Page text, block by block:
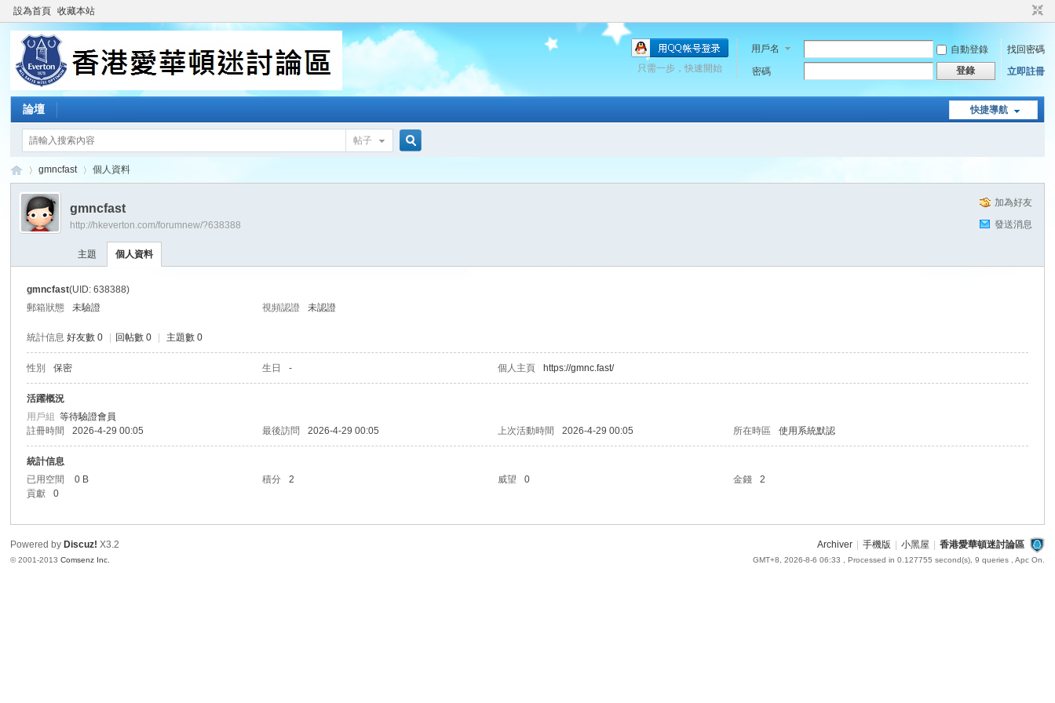
設為首頁 收藏本站
用戶名 自動登錄
找回密碼
密碼
登錄 立即註冊
只需一步，快速開始
快捷導航
論壇
帖子
愛
›
gmncfast 個人資料
加為好友
發送消息
gmncfast
http://hkeverton.com/forumnew/?638388
主題 個人資料
gmncfast(UID: 638388)
郵箱狀態
未驗證 視頻認證 未認證
統計信息 好友數 0 回帖數 0 主題數 0
性別 保密 生日 - 個人主頁 https://gmnc.fast/
活躍概況
用戶組等待驗證會員
註冊時間
2026-4-29 00:05 最後訪問 2026-4-29 00:05 上次活動時間 2026-4-29 00:05 所在時區 使用系統默認
統計信息
已用空間
0 B 積分 2 威望 0 金錢
2
貢獻
0
Archiver 手機版 小黑屋 香港愛華頓迷討論區
GMT+8, 2026-8-6 06:33 , Processed in 0.127755 second(s), 9 queries , Apc On.
Powered by Discuz! X3.2
© 2001-2013Comsenz Inc.